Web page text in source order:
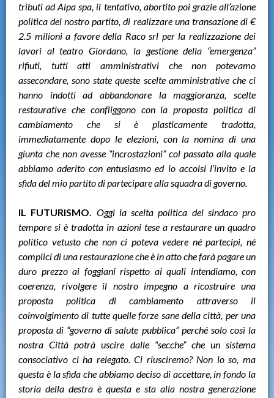
tributi ad Aipa spa, il tentativo, abortito poi grazie all’azione
politica del nostro partito, di realizzare una transazione di €
2.5 milioni a favore della Raco srl per la realizzazione dei
lavori al teatro Giordano, la gestione della “emergenza”
rifiuti, tutti atti amministrativi che non potevamo
assecondare, sono state queste scelte amministrative che ci
hanno indotti ad abbandonare la maggioranza, scelte
restaurative che confliggono con la proposta politica di
cambiamento che si è plasticamente tradotta,
immediatamente dopo le elezioni, con la nomina di una
giunta che non avesse “incrostazioni” col passato alla quale
abbiamo aderito con entusiasmo ed io accolsi l’invito e la
sfida del mio partito di partecipare alla squadra di governo.
IL FUTURISMO. Oggi la scelta politica del sindaco pro
tempore si è tradotta in azioni tese a restaurare un quadro
politico vetusto che non ci poteva vedere né partecipi, né
complici di una restaurazione che è in atto che farà pagare un
duro prezzo ai foggiani rispetto ai quali intendiamo, con
coerenza, rivolgere il nostro impegno a ricostruire una
proposta politica di cambiamento attraverso il
coinvolgimento di tutte quelle forze sane della città, per una
proposta di “governo di salute pubblica” perché solo così la
nostra Città potrà uscire dalle “secche” che un sistema
consociativo ci ha relegato. Ci riusciremo? Non lo so, ma
questa è la sfida che abbiamo deciso di accettare, in fondo la
storia della destra è questa e sta alla nostra generazione